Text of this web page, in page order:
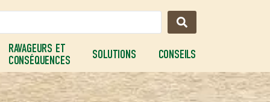
RAVAGEURS ET
CONSÉQUENCES
SOLUTIONS CONSEILS